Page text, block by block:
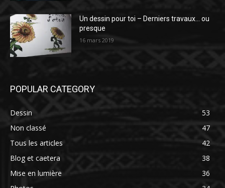
Un dessin pour toi – Derniers travaux… ou
presque
16 mars 2019
POPULAR CATEGORY
Dessin
53
Non classé
47
Tous les articles
42
Blog et caetera
38
Mise en lumière
36